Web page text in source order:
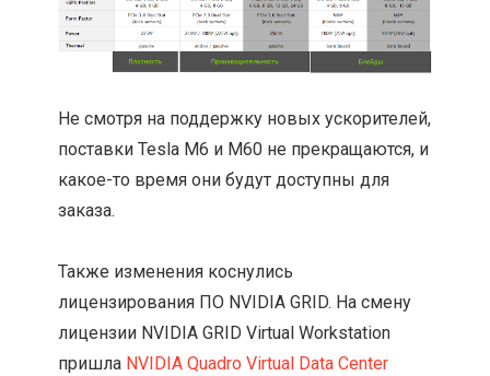
Не смотря на поддержку новых ускорителей,
поставки Tesla M6 и M60 не прекращаются, и
какое-то время они будут доступны для
заказа.
Также изменения коснулись
лицензирования ПО NVIDIA GRID. На смену
лицензии NVIDIA GRID Virtual Workstation
пришла NVIDIA Quadro Virtual Data Center